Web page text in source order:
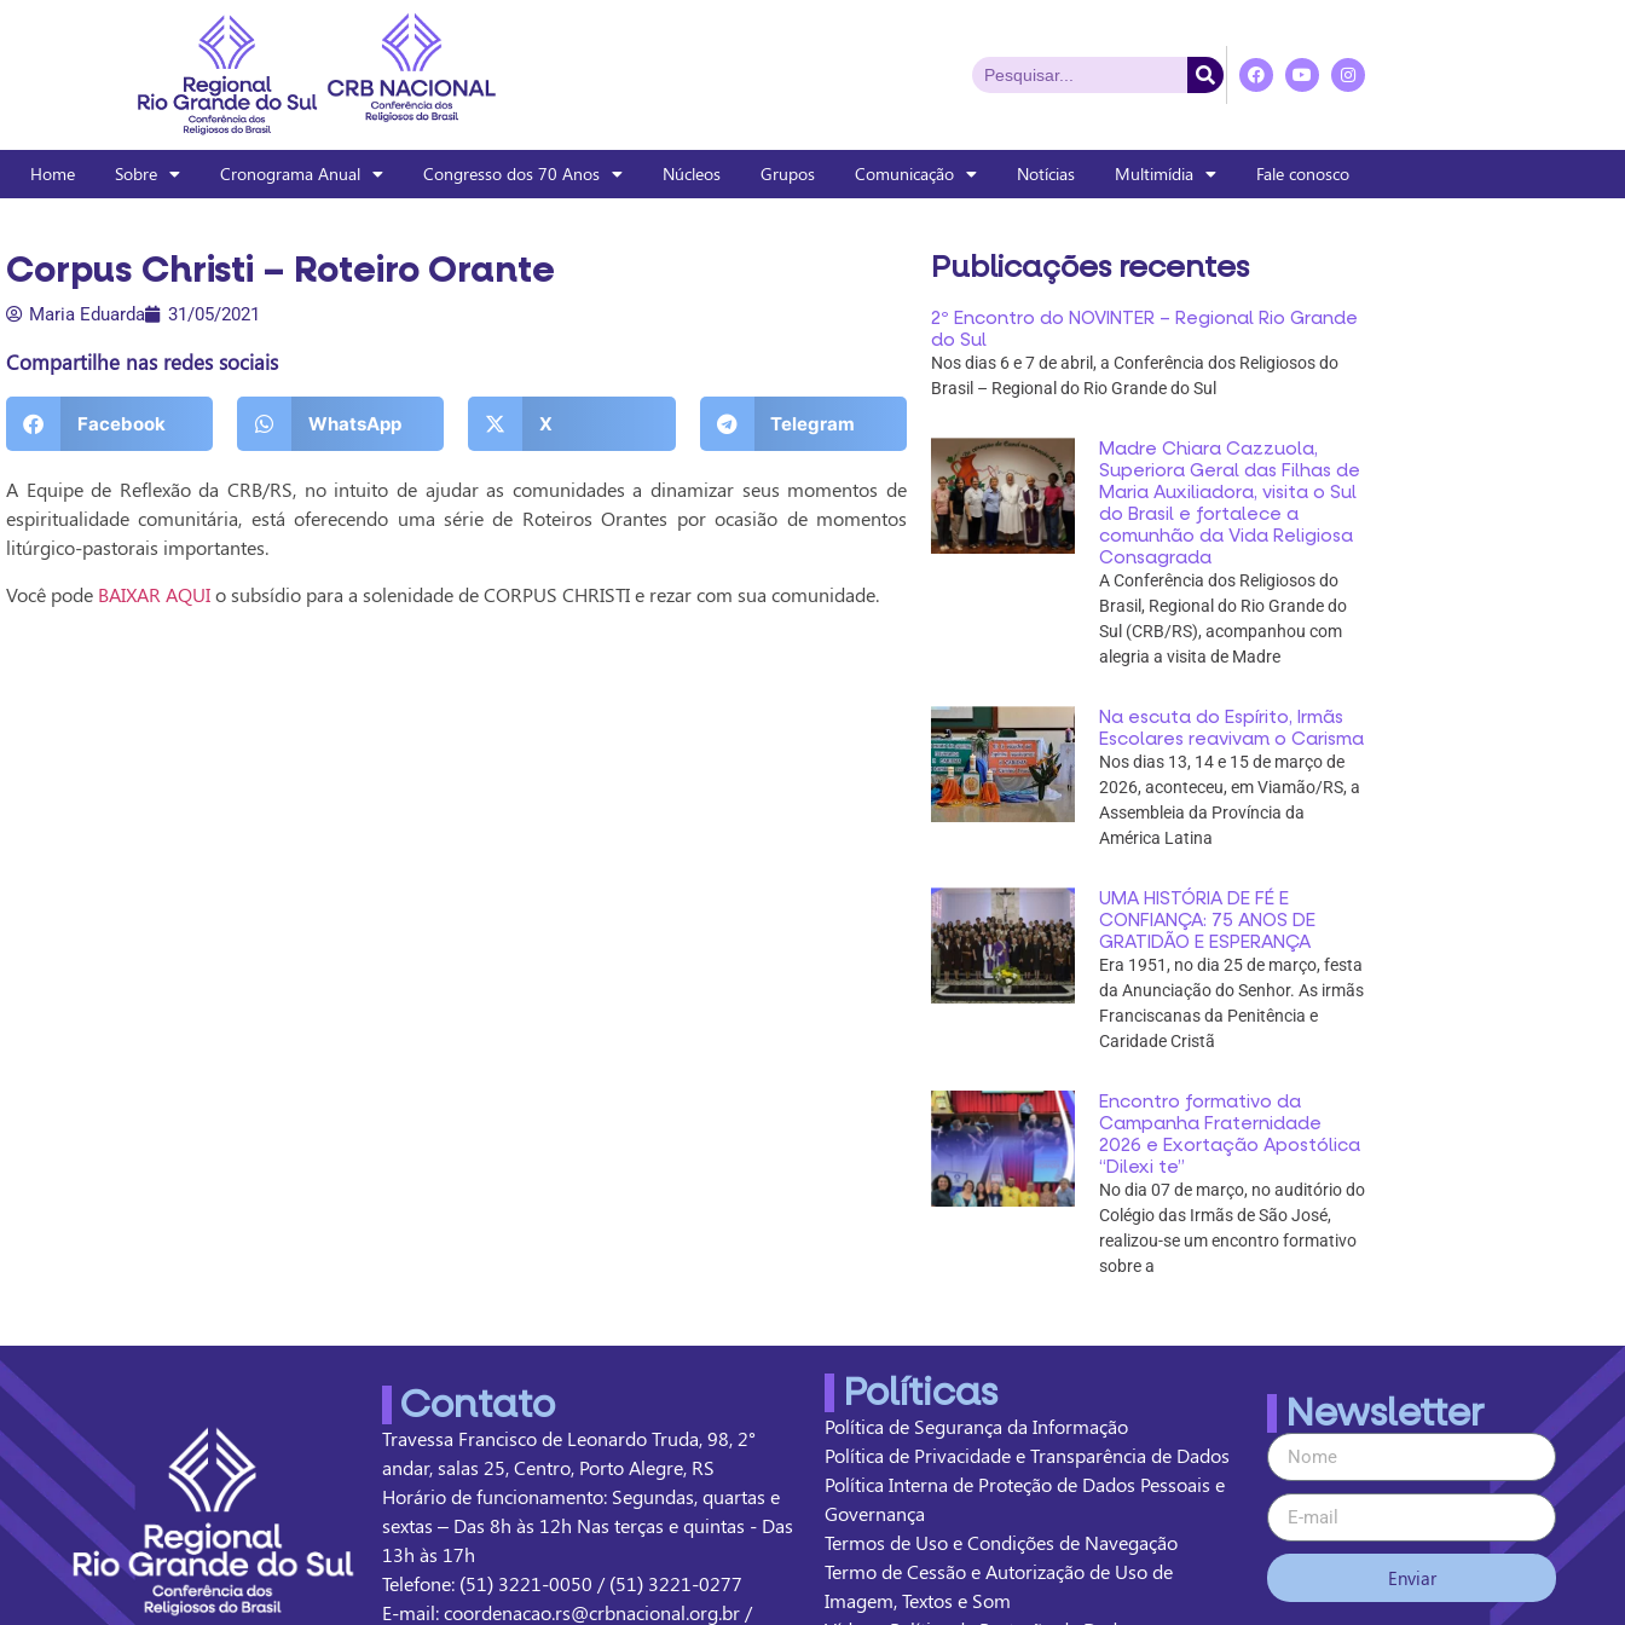
Home Sobre Cronograma Anual Congresso dos 70 Anos Núcleos Grupos Comunicação Notícias Multimídia Fale conosco
Corpus Christi – Roteiro Orante
Maria Eduarda 31/05/2021
Compartilhe nas redes sociais
Facebook WhatsApp X Telegram
A Equipe de Reflexão da CRB/RS, no intuito de ajudar as comunidades a dinamizar seus momentos de
espiritualidade comunitária, está oferecendo uma série de Roteiros Orantes por ocasião de momentos
litúrgico-pastorais importantes.
Você pode BAIXAR AQUIo subsídio para a solenidade de CORPUS CHRISTI e rezar com sua comunidade.
Publicações recentes
2º Encontro do NOVINTER – Regional Rio Grande
do Sul
Nos dias 6 e 7 de abril, a Conferência dos Religiosos do
Brasil – Regional do Rio Grande do Sul
Madre Chiara Cazzuola,
Superiora Geral das Filhas de
Maria Auxiliadora, visita o Sul
do Brasil e fortalece a
comunhão da Vida Religiosa
Consagrada
A Conferência dos Religiosos do
Brasil, Regional do Rio Grande do
Sul (CRB/RS), acompanhou com
alegria a visita de Madre
Na escuta do Espírito, Irmãs
Escolares reavivam o Carisma
Nos dias 13, 14 e 15 de março de
2026, aconteceu, em Viamão/RS, a
Assembleia da Província da
América Latina
UMA HISTÓRIA DE FÉ E
CONFIANÇA: 75 ANOS DE
GRATIDÃO E ESPERANÇA
Era 1951, no dia 25 de março, festa
da Anunciação do Senhor. As irmãs
Franciscanas da Penitência e
Caridade Cristã
Encontro formativo da
Campanha Fraternidade
2026 e Exortação Apostólica
“Dilexi te”
No dia 07 de março, no auditório do
Colégio das Irmãs de São José,
realizou-se um encontro formativo
sobre a
Contato
Travessa Francisco de Leonardo Truda, 98, 2°
andar, salas 25, Centro, Porto Alegre, RS
Horário de funcionamento: Segundas, quartas e
sextas – Das 8h às 12h Nas terças e quintas - Das
13h às 17h
Telefone: (51) 3221-0050 / (51) 3221-0277
E-mail: coordenacao.rs@crbnacional.org.br /
Políticas
Política de Segurança da Informação
Política de Privacidade e Transparência de Dados
Política Interna de Proteção de Dados Pessoais e
Governança
Termos de Uso e Condições de Navegação
Termo de Cessão e Autorização de Uso de
Imagem, Textos e Som
Newsletter
Enviar